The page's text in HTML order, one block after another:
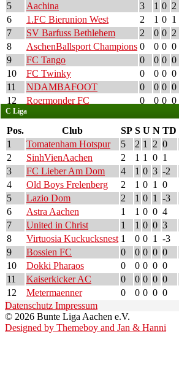
5
Aachina 3 1 0 2
6
1.FC Bierunion West 2 1 0 1
7
SV Barfuss Bethlehem 2 0 0 2
8
AschenBallsport Champions 0 0 0 0
9
FC Tango 0 0 0 0
10
FC Twinky 0 0 0 0
11
NDAMBAFOOT 0 0 0 0
12
Roermonder FC 0 0 0 0
C Liga
Pos. Club SP S U N TD
1
Tomatenham Hotspur 5 2 1 2 0
2
SinhVienAachen 2 1 1 0 1
3
FC Lieber Am Dom 4 1 0 3 -2
4
Old Boys Frelenberg 2 1 0 1 0
5
Lazio Dom 2 1 0 1 -3
6
Astra Aachen 1 1 0 0 4
7
United in Christ 1 1 0 0 3
8
Virtuosia Kuckucksnest 1 0 0 1 -3
9
Bossien FC 0 0 0 0 0
10
Dokki Pharaos 0 0 0 0 0
11
Kaiserkicker AC 0 0 0 0 0
12
Metermaenner 0 0 0 0 0
Datenschutz Impressum
© 2026 Bunte Liga Aachen e.V.
Designed by Themeboy and Jan & Hanni